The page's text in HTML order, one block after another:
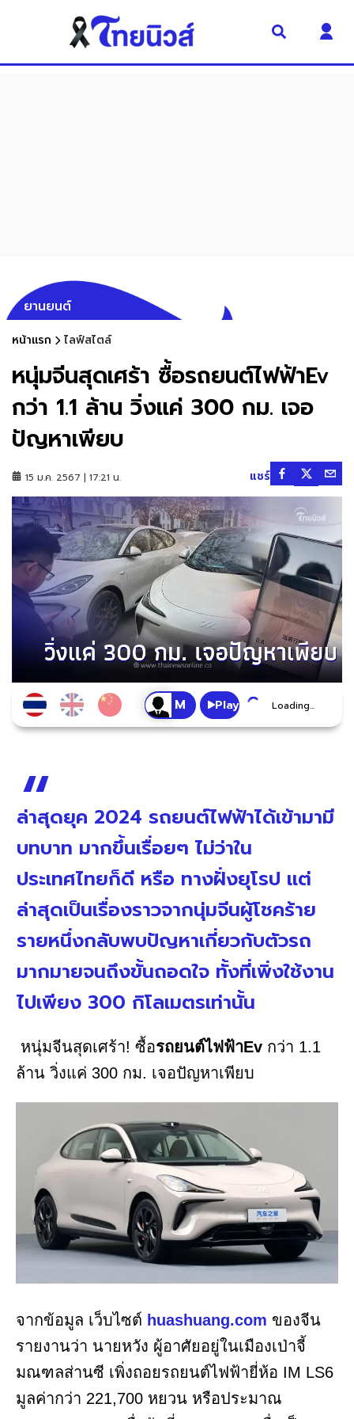
ยานยนต์
หน้าแรก ไลฟ์สไตล์
หนุ่มจีนสุดเศร้า ซื้อรถยนต์ไฟฟ้าEv
กว่า 1.1 ล้าน วิ่งแค่ 300 กม. เจอ
ปัญหาเพียบ
15 ม.ค. 2567 | 17:21 น. แชร์
Play Loading...
ล่าสุดยุค 2024 รถยนต์ไฟฟ้าได้เข้ามามี
บทบาท มากขึ้นเรื่อยๆ ไม่ว่าใน
ประเทศไทยก็ดี หรือ ทางฝั่งยุโรป แต่
ล่าสุดเป็นเรื่องราวจากนุ่มจีนผู้โชคร้าย
รายหนึ่งกลับพบปัญหาเกี่ยวกับตัวรถ
มากมายจนถึงขั้นถอดใจ ทั้งที่เพิ่งใช้งาน
ไปเพียง 300 กิโลเมตรเท่านั้น
หนุ่มจีนสุดเศร้า! ซื้อรถยนต์ไฟฟ้าEv กว่า 1.1
ล้าน วิ่งแค่ 300 กม. เจอปัญหาเพียบ
จากข้อมูล เว็บไซต์ huashuang.com ของจีน
รายงานว่า นายหวัง ผู้อาศัยอยู่ในเมืองเป่าจี้
มณฑลส่านซี เพิ่งถอยรถยนต์ไฟฟ้ายี่ห้อ IM LS6
มูลค่ากว่า 221,700 หยวน หรือประมาณ